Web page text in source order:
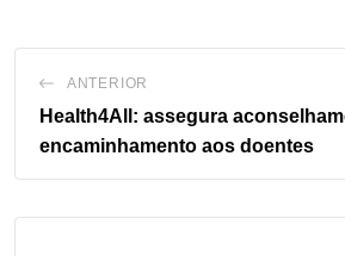
ANTERIOR
Health4All: assegura
encaminhamento aos doentes